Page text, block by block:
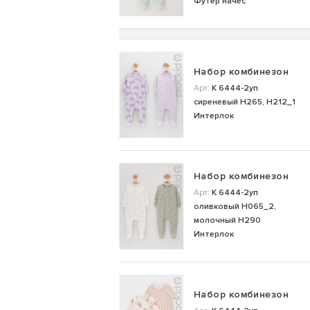
Набор комбинезон
Арт: К 6444-2уп
сиреневый Н265, Н212_1
Интерлок
Набор комбинезон
Арт: К 6444-2уп
оливковый Н065_2,
молочный Н290
Интерлок
Набор комбинезон